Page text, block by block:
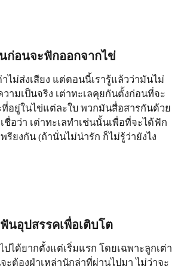
นก่อนจะฟักออกจากไข่
าไม่ส่งเสียง แต่ตอนนี้เรารู้แล้วว่ามันไม่
ามเป็นจริง เต่าทะเลคุยกันตั้งก่อนที่จะ
อยู่ในไข่แต่ละใบ พวกมันสื่อสารกันด้วย
ชื่อว่า เต่าทะเลทำเช่นนั้นเพื่อที่จะได้ฟัก
รียงกัน (ถ้านั่นไม่น่ารัก ก็ไม่รู้ว่ายังไง
นอุปสรรคเพื่อเติบโต
ปได้ยากตั้งแต่เริ่มแรก โดยเฉพาะลูกเต่า
ะต้องฝ่าเหล่านักล่าที่ผ่านไปมา ไม่ว่าจะ